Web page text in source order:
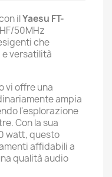
ilYaesu FT-
50MHz
che
versatilità
vi offre una
ampia
l'esplorazione
Con la sua
watt, questo
affidabili a
qualità audio